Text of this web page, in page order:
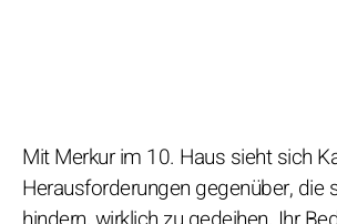
Mit Merkur im 10. Haus sieht sich
Herausforderungen gegenüber, die